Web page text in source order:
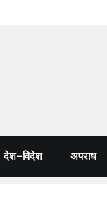
देश-विदेश अपराध